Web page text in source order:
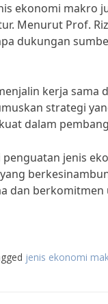
ekonomi makro
Menurut Prof.
dukungan
kerja sama
strategi
dalam
jenis
dan
jenis ekonomi